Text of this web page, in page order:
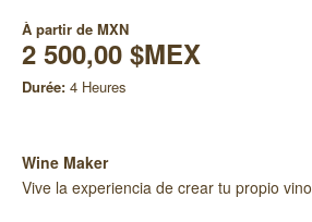
À partir de MXN
2 500,00 $MEX
Durée: 4 Heures
Wine Maker
Vive la experiencia de crear tu propio vino